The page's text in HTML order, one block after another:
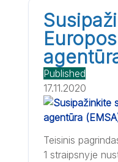
Published
17.11.2020
Teisinis
1 straipsnyje